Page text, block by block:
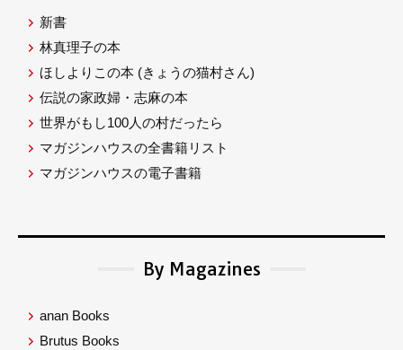
新書
林真理子の本
ほしよりこの本 (きょうの猫村さん)
伝説の家政婦・志麻の本
世界がもし100人の村だったら
マガジンハウスの全書籍リスト
マガジンハウスの電子書籍
By Magazines
anan Books
Brutus Books